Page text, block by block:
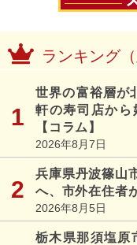
ランキング
世界の富裕層が
軒の寿司店から
【コラム】
2026年8月7日
兵庫県丹波篠山
へ、市外在住者
2026年8月5日
栃木県那須塩原